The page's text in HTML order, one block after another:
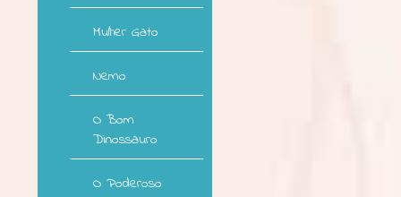
Mulher Gato
Nemo
O Bom
Dinossauro
O Poderoso